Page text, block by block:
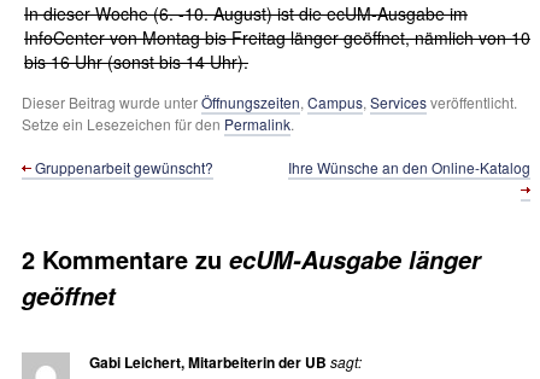
In dieser Woche (6. -10. August) ist die ecUM-Ausgabe im
InfoCenter von Montag bis Freitag länger geöffnet, nämlich von 10
bis 16 Uhr (sonst bis 14 Uhr).
Dieser Beitrag wurde unterÖffnungszeiten, Campus, Servicesveröffentlicht.
Setze ein Lesezeichen für den Permalink.
Gruppenarbeit gewünscht? Ihre Wünsche an den Online-Katalog
2 Kommentare zu ecUM-Ausgabe länger
geöffnet
Gabi Leichert, Mitarbeiterin der UB sagt: